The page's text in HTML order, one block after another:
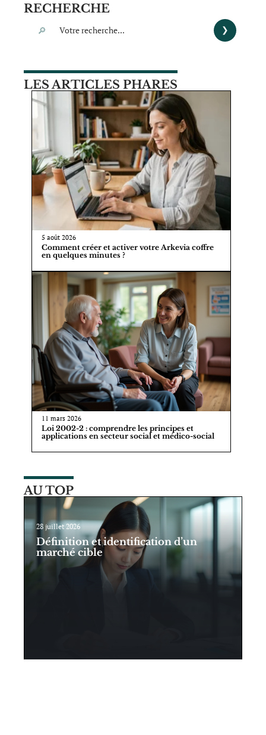
RECHERCHE
LES ARTICLES PHARES
5 août 2026
Comment créer et activer votre Arkevia coffre
en quelques minutes ?
11 mars 2026
Loi 2002-2 : comprendre les principes et
applications en secteur social et médico-social
AU TOP
28 juillet 2026
Définition et identification d’un
marché cible